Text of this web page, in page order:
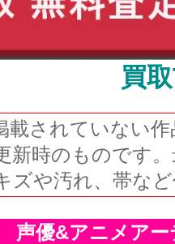
買
されていない作
時のものです
ズや汚れ、帯な
声優&アニメア